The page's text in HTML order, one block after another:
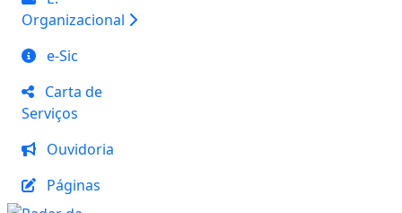
Organizacional
e-Sic
Carta de
Serviços
Ouvidoria
Páginas